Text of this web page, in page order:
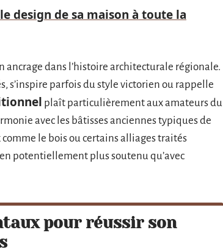
design de sa maison à toute la
ancrage dans l’histoire architecturale régionale.
s’inspire parfois du style victorien ou rappelle
plaît particulièrement aux amateurs du
avec les bâtisses anciennes typiques de
le bois ou certains alliages traités
potentiellement plus soutenu qu’avec
pour réussir son